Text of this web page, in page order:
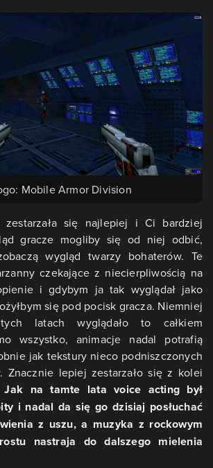
Mobile Armor Division
się najlepiej i Ci bardziej
gracze mogliby się od niej odbić,
wygląd twarzy bohaterów. Te
czekające z niecierpliwością na
i gdybym ja tak wyglądał jako
się pod pocisk gracza. Niemniej
latach wyglądało to całkiem
wszystko, animacje nadal potrafią
jak tekstury nieco podniszczonych
Znacznie lepiej zestarzało się z kolei
Jak na tamte lata voice acting był
i nadal da się go dzisiaj posłuchać
z uszu, a muzyka z rockowym
nastraja do dalszego mielenia